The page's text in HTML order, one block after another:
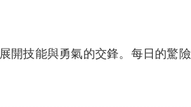
開技能與勇氣的交鋒。每日的驚險